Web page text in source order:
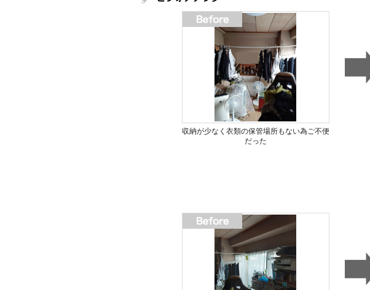
収納が少なく衣類の保管場所もない為ご不便
だった